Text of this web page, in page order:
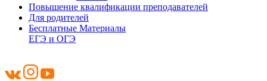
Повышение квалификации преподавателей
Для родителей
Бесплатные Материалы
ЕГЭ и ОГЭ